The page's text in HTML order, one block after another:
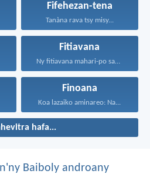
Fifehezan-tena
Tanàna rava tsy misy...
Fitiavana
Ny fitiavana mahari-po sady...
Finoana
Koa lazaiko aminareo: Na...
hafa...
Baiboly androany